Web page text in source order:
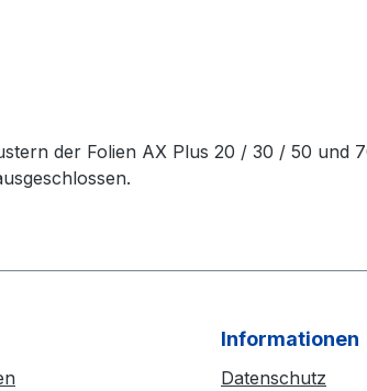
der Folien AX Plus 20 / 30 / 50 und
Informationen
Datenschutz